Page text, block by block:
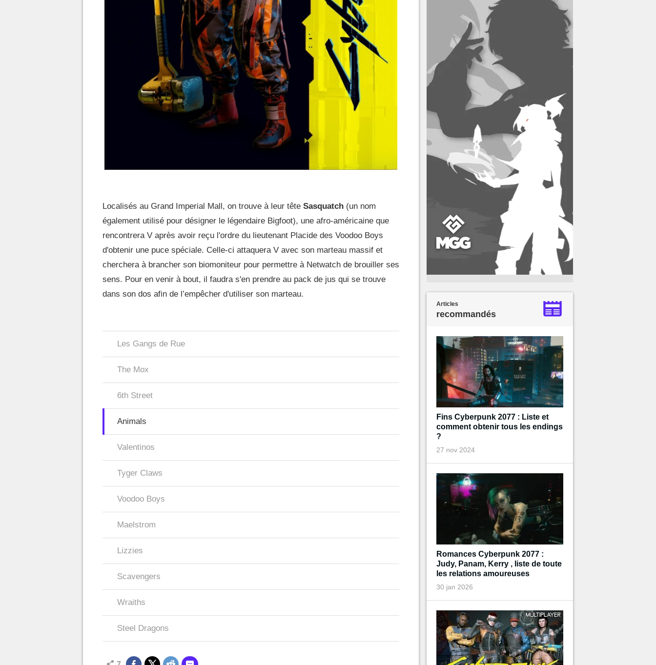
Localisés au Grand Imperial Mall, on trouve à leur tête Sasquatch (un nom
également utilisé pour désigner le légendaire Bigfoot), une afro-américaine que
rencontrera V après avoir reçu l'ordre du lieutenant Placide des Voodoo Boys
d'obtenir une puce spéciale. Celle-ci attaquera V avec son marteau massif et
cherchera à brancher son biomoniteur pour permettre à Netwatch de brouiller ses
sens. Pour en venir à bout, il faudra s'en prendre au pack de jus qui se trouve
dans son dos afin de l’empêcher d'utiliser son marteau.
Les Gangs de Rue
The Mox
6th Street
Animals
Valentinos
Tyger Claws
Voodoo Boys
Maelstrom
Lizzies
Scavengers
Wraiths
Steel Dragons
Articles
recommandés
Fins Cyberpunk 2077 : Liste et
comment obtenir tous les endings
?
27 nov 2024
Romances Cyberpunk 2077 :
Judy, Panam, Kerry , liste de toute
les relations amoureuses
30 jan 2026